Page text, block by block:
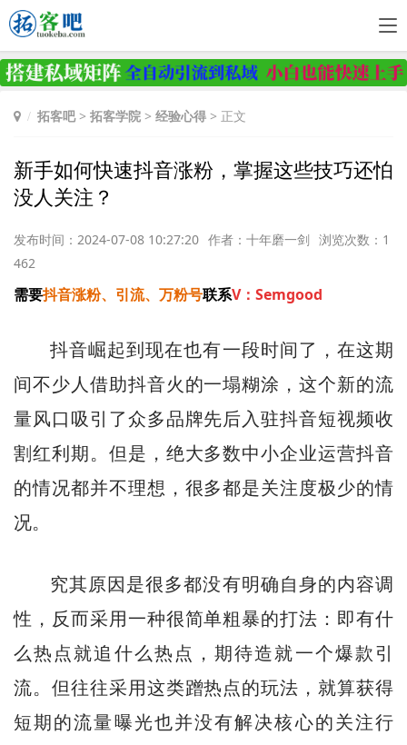
拓客吧> 拓客学院 > 经验心得 > 正文
新手如何快速抖音涨粉，掌握这些技巧还怕
没人关注？
发布时间：2024-07-08 10:27:20 作者：十年磨一剑 浏览次数：1
462
需要抖音涨粉、引流、万粉号联系V：Semgood
抖音崛起到现在也有一段时间了，在这期
间不少人借助抖音火的一塌糊涂，这个新的流
量风口吸引了众多品牌先后入驻抖音短视频收
割红利期。但是，绝大多数中小企业运营抖音
的情况都并不理想，很多都是关注度极少的情
况。
究其原因是很多都没有明确自身的内容调
性，反而采用一种很简单粗暴的打法：即有什
么热点就追什么热点，期待造就一个爆款引
流。但往往采用这类蹭热点的玩法，就算获得
短期的流量曝光也并没有解决核心的关注行